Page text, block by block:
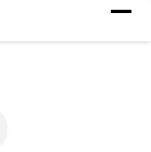
Molding-